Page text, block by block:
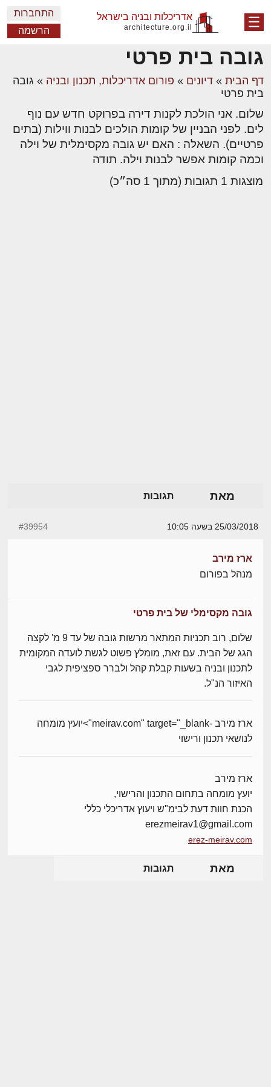
☰ אדריכלות ובניה בישראל
architecture.org.il
התחברות
הרשמה
גובה בית פרטי
דף הבית » דיונים » פורום אדריכלות, תכנון ובניה » גובה
בית פרטי
שלום. אני הולכת לקנות דירה בפרוקט חדש עם נוף
לים. לפני הבניין של קומות הולכים לבנות ווילות (בתים
פרטיים). השאלה : האם יש גובה מקסימלית של וילה
וכמה קומות אפשר לבנות וילה. תודה
מוצגות 1 תגובות (מתוך 1 סה״כ)
מאת תגובות
25/03/2018 בשעה 10:05 #39954
ארז מירב
מנהל בפורום
גובה מקסימלי של בית פרטי
שלום, רוב תכניות המתאר מרשות גובה של עד 9 מ' לקצה
הגג של הבית. עם זאת, מומלץ פשוט לגשת לועדה המקומית
לתכנון ובניה בשעות קבלת קהל ולברר ספציפית לגבי
האיזור הנ"ל.
ארז מירב -meirav.com" target="_blank">יועץ מומחה
לנושאי תכנון ורישוי
ארז מירב
יועץ מומחה בתחום התכנון והרישוי,
הכנת חוות דעת לבימ"ש ויעוץ אדריכלי כללי
erezmeirav1@gmail.com
erez-meirav.com
מאת תגובות